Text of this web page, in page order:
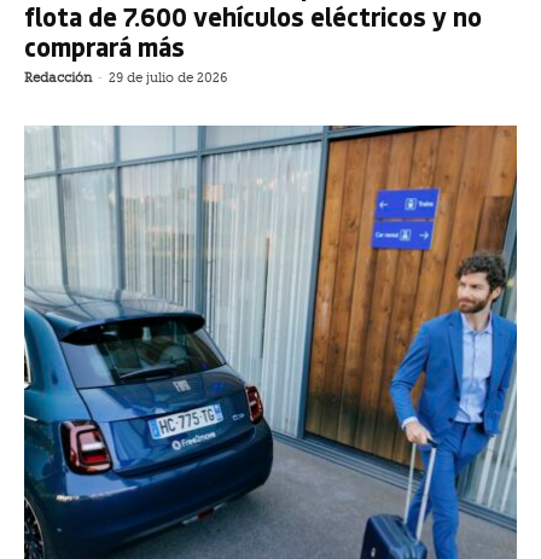
flota de 7.600 vehículos eléctricos y no
comprará más
Redacción - 29 de julio de 2026